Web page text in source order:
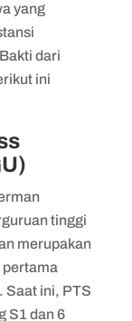
yang
dari
ini
tinggi
merupakan
pertama
Saat ini, PTS
S1 dan 6